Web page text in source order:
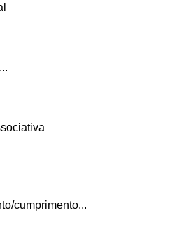
cumprimento...